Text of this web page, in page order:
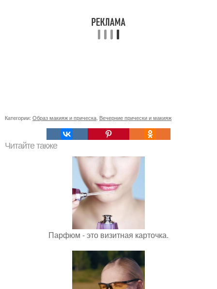
Категории: Образ макияж и прическа Вечерние прически и макияж
Читайте также
Парфюм - это визитная карточка.